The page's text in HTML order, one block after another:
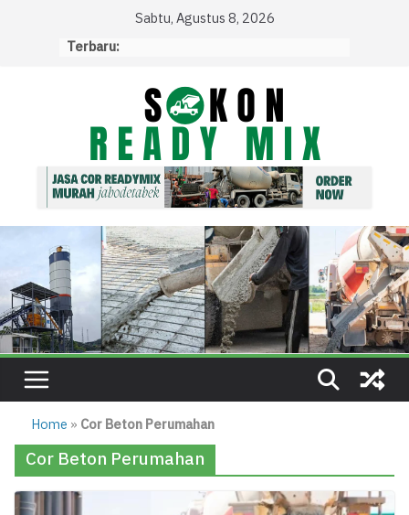
Sabtu, Agustus 8, 2026
Terbaru:
Home » Cor Beton Perumahan
Cor Beton Perumahan